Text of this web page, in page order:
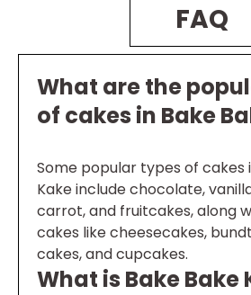
FAQ
What are the
of cakes in Bake
Some popular types of cakes
Kake include chocolate,
carrot, and fruitcakes, along
cakes like cheesecakes,
cakes, and cupcakes.
What is Bake Bake